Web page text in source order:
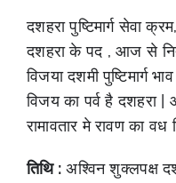
दशहरा पुष्टिमार्ग सेवा
दशहरा के पद , आज से
विजया दशमी पुष्टिमार्ग
विजय का पर्व है दशहरा
रामावतार मे रावण का वध
तिथि : अश्विन शुक्लपक्ष